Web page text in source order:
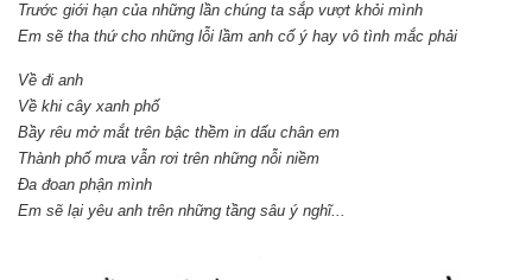
Trước giới hạn của những lần chúng ta sắp vượt khỏi mình
Em sẽ tha thứ cho những lỗi lầm anh cố ý hay vô tình mắc phải
Về đi anh
Về khi cây xanh phố
Bầy rêu mở mắt trên bậc thềm in dấu chân em
Thành phố mưa vẫn rơi trên những nỗi niềm
Đa đoan phận mình
Em sẽ lại yêu anh trên những tầng sâu ý nghĩ...